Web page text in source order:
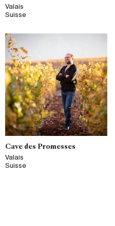
Valais
Suisse
Cave des Promesses
Valais
Suisse